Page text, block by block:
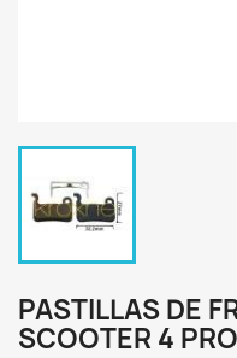
PASTILLAS DE
SCOOTER 4 PRO